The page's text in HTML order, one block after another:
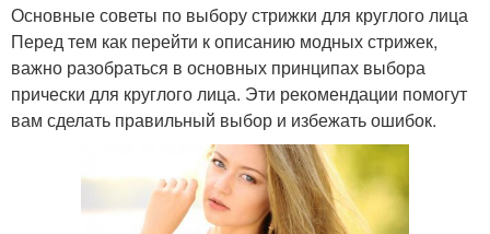
Основные советы по выбору стрижки для круглого лица
Перед тем как перейти к описанию модных стрижек,
важно разобраться в основных принципах выбора
прически для круглого лица. Эти рекомендации помогут
вам сделать правильный выбор и избежать ошибок.